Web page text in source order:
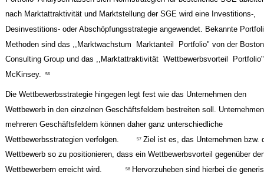
nach Marktattraktivität und Marktstellung der SGE wird eine Investitions-,
Desinvestitions- oder Abschöpfungsstrategie angewendet. Bekannte
Methoden sind das ,,Marktwachstum ­ Marktanteil ­ Portfolio" von der Boston
Consulting Group und das ,,Marktattraktivität ­ Wettbewerbsvorteil
McKinsey.
56
Die Wettbewerbsstrategie hingegen legt fest wie das Unternehmen den
Wettbewerb in den einzelnen Geschäftsfeldern bestreiten soll.
mehreren Geschäftsfeldern können daher ganz unterschiedliche
Wettbewerbsstrategien verfolgen.
57 Ziel ist es, das Unternehmen bzw.
Wettbewerb so zu positionieren, dass ein Wettbewerbsvorteil gegenüber
Wettbewerbern erreicht wird.
58 Hervorzuheben sind hierbei die